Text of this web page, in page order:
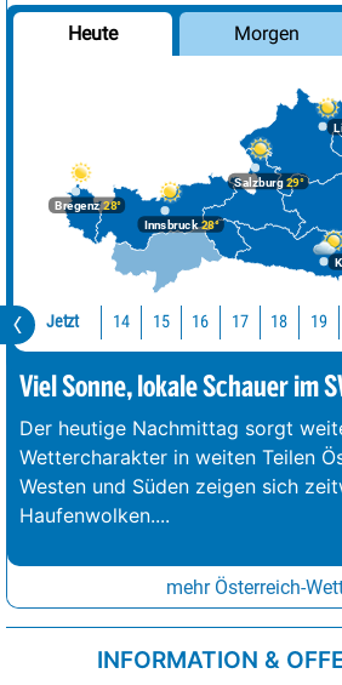
Heute Morgen
Bregenz28°
Innsbruck28°
Salzburg29°
Jetzt 14 15 16 17 18 19
Viel Sonne, lokale Schauer im
Der heutige Nachmittag sorgt
Wettercharakter in weiten Teilen
Westen und Süden zeigen sich
Haufenwolken....
mehr Österreich-
INFORMATION &